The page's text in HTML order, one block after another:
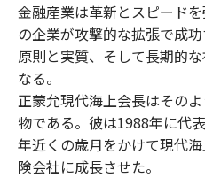
o
o
k
e
r
金融産業は革新とスピード
の企業が攻撃的な拡張で成
原則と実質、そして長期的
なる。
正蒙允現代海上会長はその
物である。彼は1988年に代
年近くの歳月をかけて現代
険会社に成長させた。